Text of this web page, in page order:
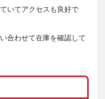
いてアクセスも良好で
合わせて在庫を確認して